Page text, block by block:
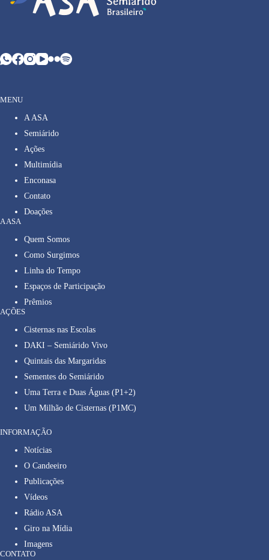
MENU
A ASA
Semiárido
Ações
Multimídia
Enconasa
Contato
Doações
A ASA
Quem Somos
Como Surgimos
Linha do Tempo
Espaços de Participação
Prêmios
AÇÕES
Cisternas nas Escolas
DAKI – Semiárido Vivo
Quintais das Margaridas
Sementes do Semiárido
Uma Terra e Duas Águas (P1+2)
Um Milhão de Cisternas (P1MC)
INFORMAÇÃO
Notícias
O Candeeiro
Publicações
Vídeos
Rádio ASA
Giro na Mídia
Imagens
CONTATO